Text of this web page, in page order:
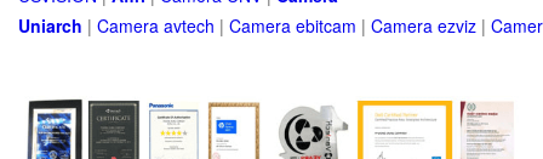
Uniarch | Camera avtech | Camera ebitcam | Camera ezviz |